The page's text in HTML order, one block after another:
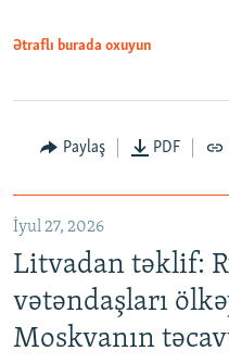
Ətraflı burada oxuyun
Paylaş PDF
İyul 27, 2026
Litvadan təklif:
vətəndaşları
Moskvanın